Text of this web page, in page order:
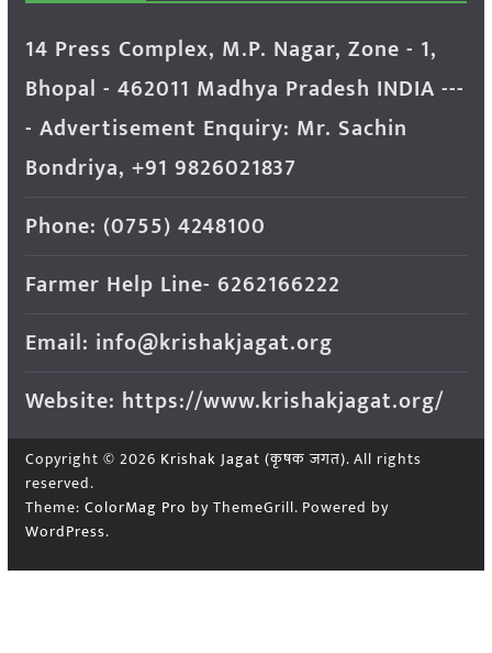
14 Press Complex, M.P. Nagar, Zone - 1,
Bhopal - 462011 Madhya Pradesh INDIA ---
- Advertisement Enquiry: Mr. Sachin
Bondriya, +91 9826021837
Phone: (0755) 4248100
Farmer Help Line- 6262166222
Email: info@krishakjagat.org
Website: https://www.krishakjagat.org/
Copyright © 2026 Krishak Jagat (कृषक जगत). All rights
reserved.
Theme: ColorMag Pro by ThemeGrill. Powered by
WordPress.